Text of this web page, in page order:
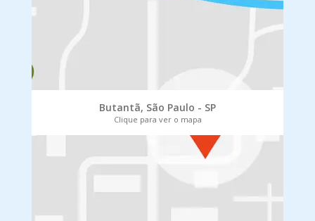
Butantã, São Paulo - SP
Clique para ver o mapa